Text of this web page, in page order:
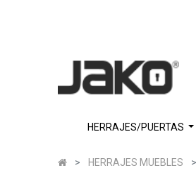
HERRAJES/PUERTAS
HERRAJES MUEBLES